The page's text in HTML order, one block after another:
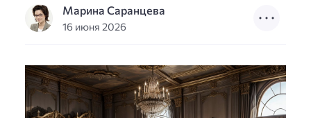
Марина Саранцева
16 июня 2026